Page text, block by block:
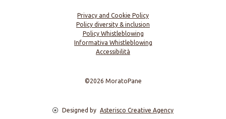
Privacy and Cookie Policy
Policy diversity & inclusion
Policy Whistleblowing
Informativa Whistleblowing
Accessibilità
©2026 MoratoPane
Designed by Asterisco Creative Agency